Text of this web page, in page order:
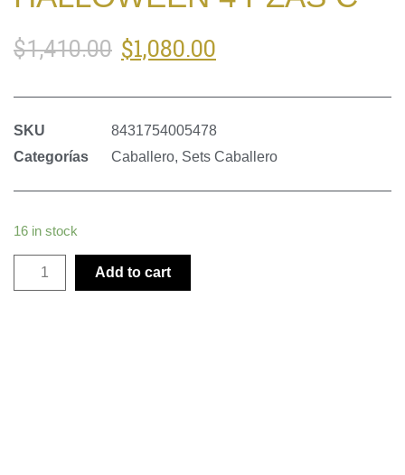
$1,410.00 $1,080.00
SKU
8431754005478
Categorías
Caballero, Sets Caballero
16 in stock
Add to cart